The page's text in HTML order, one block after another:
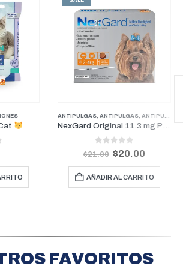
5
ANTIPULGAS, ANTIPULGAS, ANTIPULGAS PERROS PESOS PEQUEÑOS
NexGard Original 11.3 mg Perros De 2 kg a 4 kg (1 Mes)
out of 5
$21.00 $20.00
AÑADIR AL CARRITO
FAVORITOS